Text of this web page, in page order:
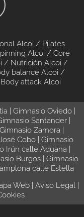
Alcoi / Pilates
Alcoi / Core
/ Nutrición Alcoi /
balance Alcoi /
Body attack Alcoi
| Gimnasio Oviedo|
Santander
Gimnasio Zamora|
Cobo| Gimnasio
Irún calle Aduana
Burgos| Gimnasio
calle Estella
Web Aviso Legal